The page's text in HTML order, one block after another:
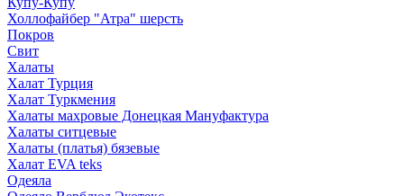
Холлофайбер "Атра" шерсть
Покров
Свит
Халаты
Халат Турция
Халат Туркмения
Халаты махровые Донецкая Мануфактура
Халаты ситцевые
Халаты (платья) бязевые
Халат EVA teks
Одеяла